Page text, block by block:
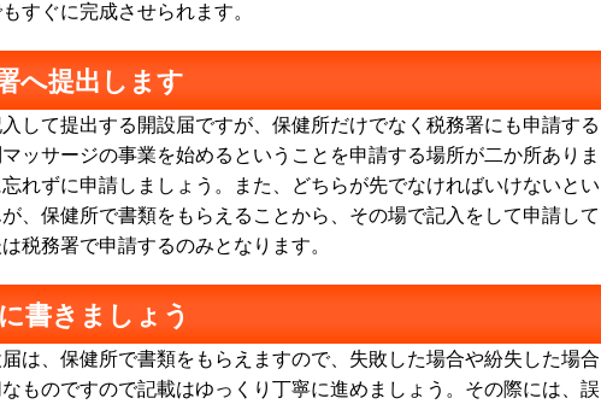
すぐに完成させられます。
へ提出します
して提出する開設届ですが、保健所だけでなく税務署にも申請する
ッサージの事業を始めるということを申請する場所が二か所ありま
れずに申請しましょう。また、どちらが先でなければいけないとい
、保健所で書類をもらえることから、その場で記入をして申請して
税務署で申請するのみとなります。
書きましょう
は、保健所で書類をもらえますので、失敗した場合や紛失した場合
ものですので記載はゆっくり丁寧に進めましょう。その際には、誤